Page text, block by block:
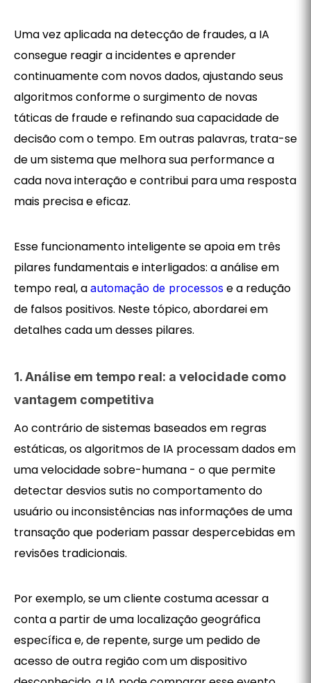
Uma vez aplicada na detecção de fraudes, a IA
consegue reagir a incidentes e aprender
continuamente com novos dados, ajustando seus
algoritmos conforme o surgimento de novas
táticas de fraude e refinando sua capacidade de
decisão com o tempo. Em outras palavras, trata-se
de um sistema que melhora sua performance a
cada nova interação e contribui para uma resposta
mais precisa e eficaz.
Esse funcionamento inteligente se apoia em três
pilares fundamentais e interligados: a análise em
tempo real, a automação de processos e a redução
de falsos positivos. Neste tópico, abordarei em
detalhes cada um desses pilares.
1. Análise em tempo real: a velocidade como
vantagem competitiva
Ao contrário de sistemas baseados em regras
estáticas, os algoritmos de IA processam dados em
uma velocidade sobre-humana - o que permite
detectar desvios sutis no comportamento do
usuário ou inconsistências nas informações de uma
transação que poderiam passar despercebidas em
revisões tradicionais.
Por exemplo, se um cliente costuma acessar a
conta a partir de uma localização geográfica
específica e, de repente, surge um pedido de
acesso de outra região com um dispositivo